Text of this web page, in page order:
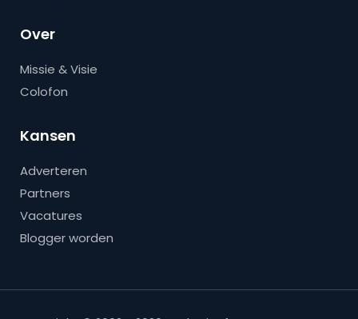
Over
Missie & Visie
Colofon
Kansen
Adverteren
Partners
Vacatures
Blogger worden